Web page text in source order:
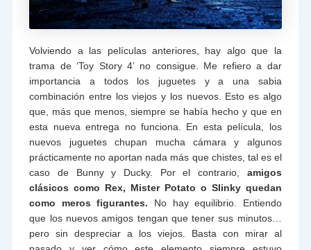
Volviendo a las películas anteriores, hay algo que la
trama de ‘Toy Story 4’ no consigue. Me refiero a dar
importancia a todos los juguetes y a una sabia
combinación entre los viejos y los nuevos. Esto es algo
que, más que menos, siempre se había hecho y que en
esta nueva entrega no funciona. En esta película, los
nuevos juguetes chupan mucha cámara y algunos
prácticamente no aportan nada más que chistes, tal es el
caso de Bunny y Ducky. Por el contrario, amigos
clásicos como Rex, Mister Potato o Slinky quedan
como meros figurantes. No hay equilibrio. Entiendo
que los nuevos amigos tengan que tener sus minutos…
pero sin despreciar a los viejos. Basta con mirar al